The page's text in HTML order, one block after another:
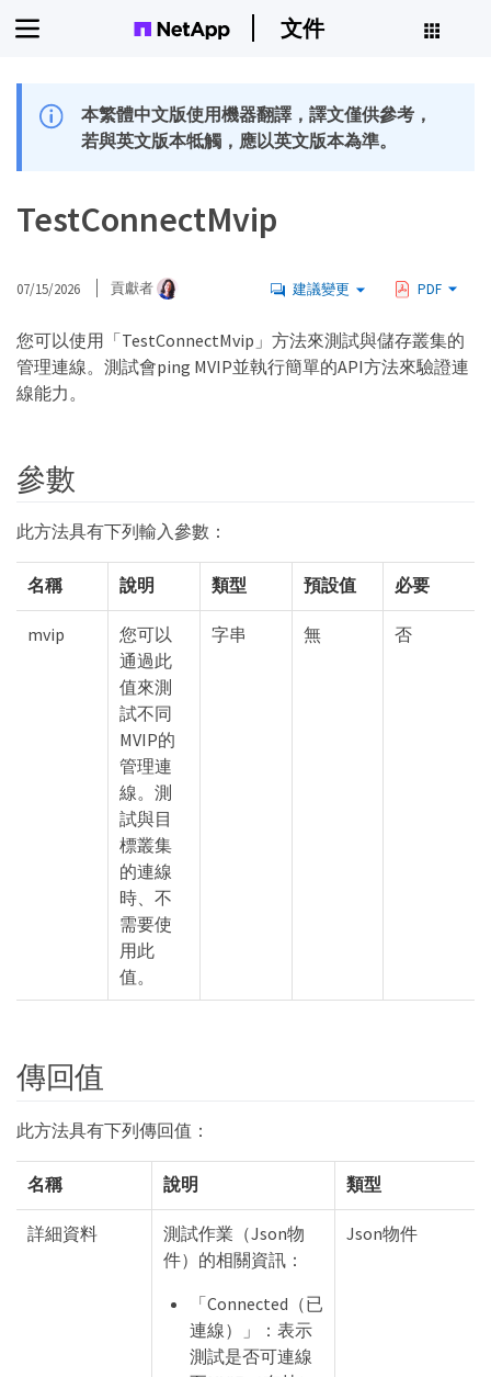
文件
本繁體中文版使用機器翻譯，譯文僅供參考，
若與英文版本牴觸，應以英文版本為準。
TestConnectMvip
07/15/2026 貢獻者 建議變更 PDF
您可以使用「TestConnectMvip」方法來測試與儲存叢集的
管理連線。測試會ping MVIP並執行簡單的API方法來驗證連
線能力。
參數
此方法具有下列輸入參數：
名稱 說明 類型 預設值 必要
mvip
您可以
通過此
值來測
試不同
MVIP的
管理連
線。測
試與目
標叢集
的連線
時、不
需要使
用此
值。
字串 無 否
傳回值
此方法具有下列傳回值：
名稱 說明 類型
詳細資料
測試作業（Json物
件）的相關資訊：
「Connected（已
連線）」：表示
測試是否可連線
Json物件